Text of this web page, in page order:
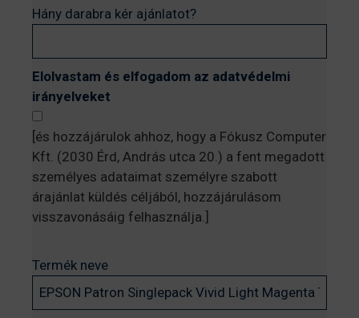
Hány darabra kér ajánlatot?
Elolvastam és elfogadom az adatvédelmi
irányelveket
[és hozzájárulok ahhoz, hogy a Fókusz Computer
Kft. (2030 Érd, András utca 20.) a fent megadott
személyes adataimat személyre szabott
árajánlat küldés céljából, hozzájárulásom
visszavonásáig felhasználja.]
Termék neve